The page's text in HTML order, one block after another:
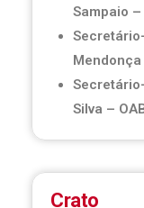
Sampaio –
Mendonça
Silva –
Crato